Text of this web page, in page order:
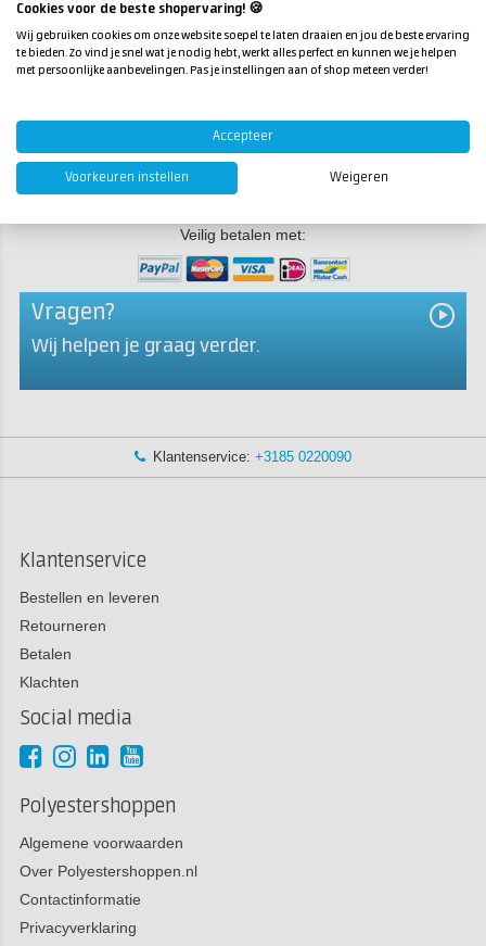
jouw partner, vriend(in) of familielid met een uniek
cadeau!
Epoxy starterspakket voor sieraden
Acrystal starterspakket
3D Gipshand pakket
Veilig betalen met:
Vragen?
Wij helpen je graag verder.
Klantenservice: +3185 0220090
Klantenservice
Bestellen en leveren
Retourneren
Betalen
Klachten
Social media
Polyestershoppen
Algemene voorwaarden
Over Polyestershoppen.nl
Contactinformatie
Privacyverklaring
Cookies voor de beste shopervaring! 🍪
Wij gebruiken cookies om onze website soepel te laten draaien en jou de beste ervaring
te bieden. Zo vind je snel wat je nodig hebt, werkt alles perfect en kunnen we je helpen
met persoonlijke aanbevelingen. Pas je instellingen aan of shop meteen verder!
Accepteer
Voorkeuren instellen Weigeren